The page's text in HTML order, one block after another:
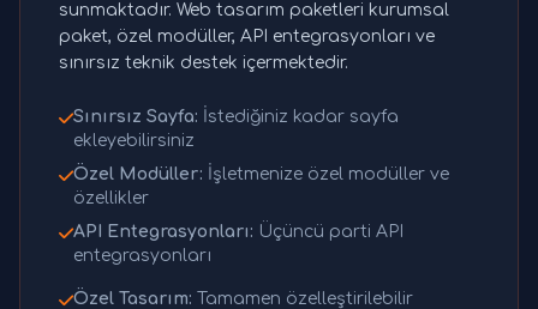
sunmaktadır. Web tasarım paketleri kurumsal
paket, özel modüller, API entegrasyonları ve
sınırsız teknik destek içermektedir.
Sınırsız Sayfa: İstediğiniz kadar sayfa
ekleyebilirsiniz
Özel Modüller: İşletmenize özel modüller ve
özellikler
API Entegrasyonları: Üçüncü parti API
entegrasyonları
Özel Tasarım: Tamamen özelleştirilebilir